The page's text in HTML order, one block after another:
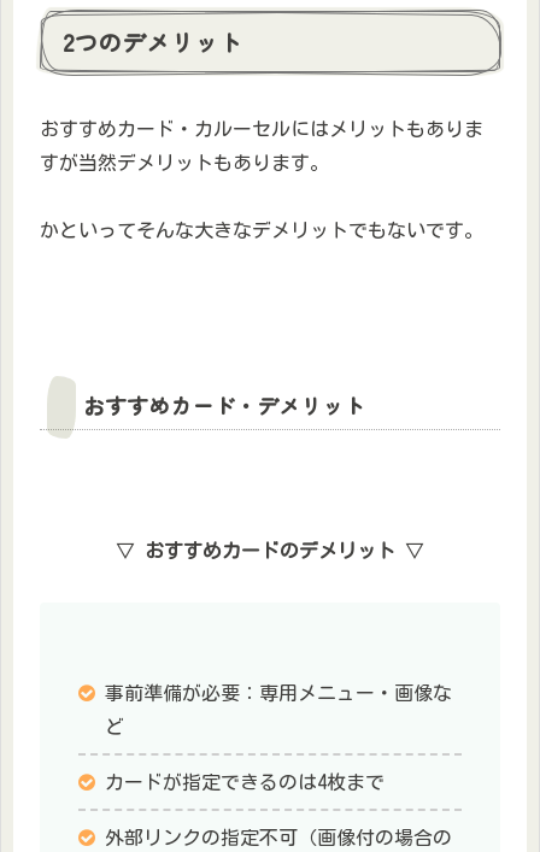
2つのデメリット
おすすめカード・カルーセルにはメリットもありま
すが当然デメリットもあります。
かといってそんな大きなデメリットでもないです。
おすすめカード・デメリット
▽ おすすめカードのデメリット ▽
事前準備が必要：専用メニュー・画像な
ど
カードが指定できるのは4枚まで
外部リンクの指定不可（画像付の場合の